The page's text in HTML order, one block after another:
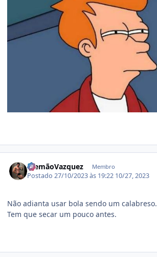
AlemãoVazquez Membro
Postado27/10/2023 às 19:22 10/27, 2023
Não adianta usar bola sendo um calabreso.
Tem que secar um pouco antes.